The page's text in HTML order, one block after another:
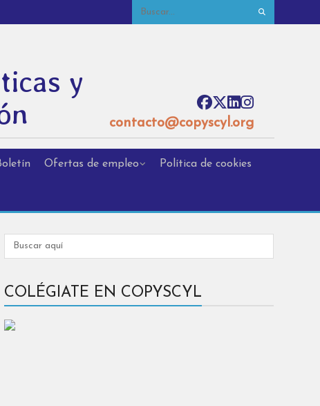
y
contacto@copyscyl.org
Ofertas de empleo Política de cookies
COLÉGIATE EN COPYSCYL